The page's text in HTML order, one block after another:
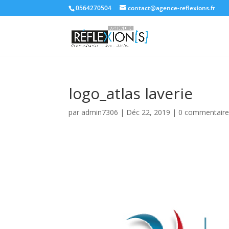
0564270504 contact@agence-reflexions.fr
logo_atlas laverie
par admin7306 | Déc 22, 2019 | 0